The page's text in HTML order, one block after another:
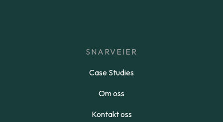
SNARVEIER
Case Studies
Om oss
Kontakt oss